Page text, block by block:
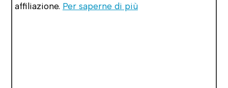
affiliazione. Per saperne di più